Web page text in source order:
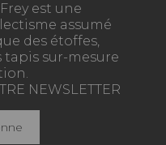
est une
assumé
des étoffes,
tapis sur-mesure
NEWSLETTER